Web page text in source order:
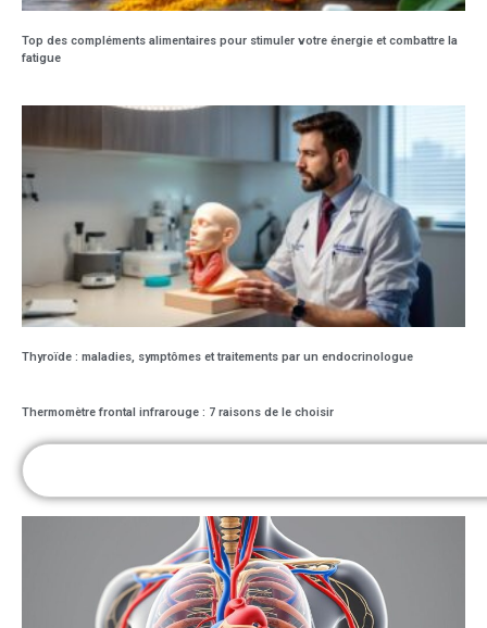
Top des compléments alimentaires pour stimuler votre énergie et combattre la
fatigue
Thyroïde : maladies, symptômes et traitements par un endocrinologue
Thermomètre frontal infrarouge : 7 raisons de le choisir